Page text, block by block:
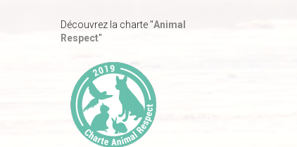
Découvrez la charte "Animal
Respect"